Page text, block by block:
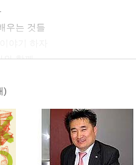
우는 것들
와 함께
)